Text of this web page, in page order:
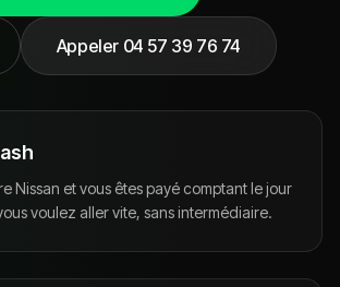
Appeler 04 57 39 76 74
Nissan et vous êtes payé comptant le jour
voulez aller vite, sans intermédiaire.